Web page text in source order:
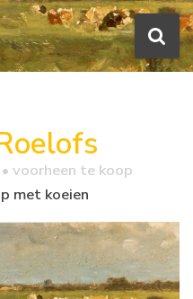
• voorheen te koop
met koeien